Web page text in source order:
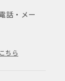
話・メー
ちら